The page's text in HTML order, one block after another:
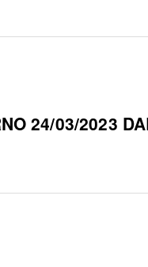
24/03/2023